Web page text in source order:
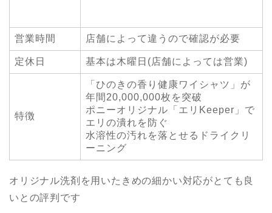
営業時間 店舗によって違うので確認が必要
定休日 基本は木曜日(店舗によっては営業)
特徴
「ひのきの香り健康ワイシャツ」が
年間20,000,000枚を突破
ポニーオリジナル「エリKeeper」で
エリの潰れを防ぐ
水溶性の汚れを落とせるドライクリ
ーニング
オリジナル洗剤を用いたきめの細かい対応がとても良
いとの評判です